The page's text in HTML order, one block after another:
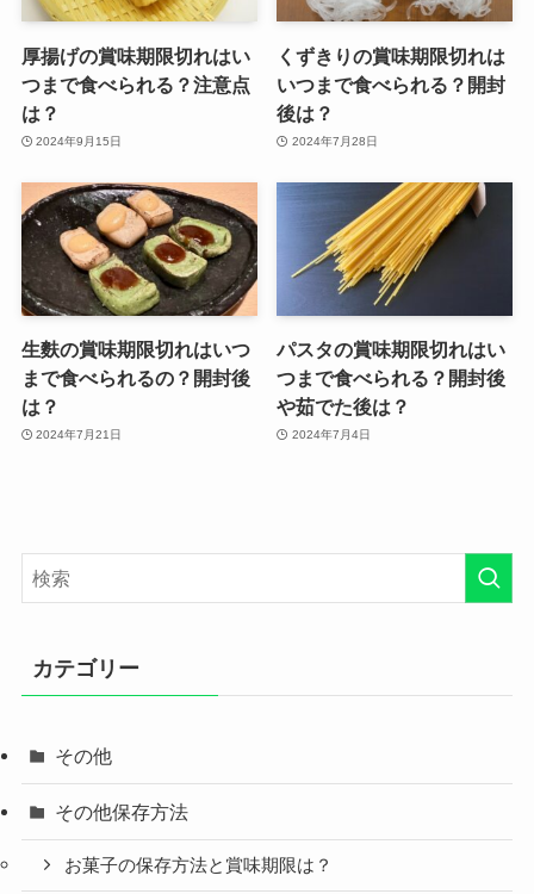
厚揚げの賞味期限切れはい
つまで食べられる？注意点
は？
2024年9月15日
くずきりの賞味期限切れは
いつまで食べられる？開封
後は？
2024年7月28日
生麩の賞味期限切れはいつ
まで食べられるの？開封後
は？
2024年7月21日
パスタの賞味期限切れはい
つまで食べられる？開封後
や茹でた後は？
2024年7月4日
カテゴリー
その他
その他保存方法
お菓子の保存方法と賞味期限は？